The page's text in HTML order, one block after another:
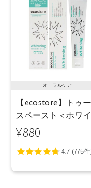
オーラルケア
【ecostore】トゥー
スペースト＜ホワイ
トニング＞ 100g
¥880